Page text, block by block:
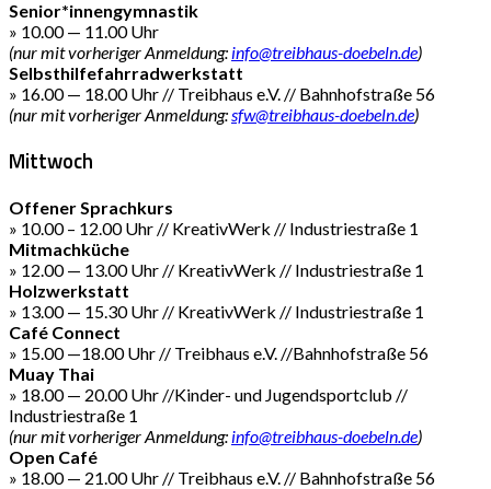
Senior*innengymnastik
» 10.00 — 11.00 Uhr
(nur mit vorheriger Anmeldung: info@treibhaus-doebeln.de)
Selbsthilfefahrradwerkstatt
» 16.00 — 18.00 Uhr // Treibhaus e.V. // Bahnhofstraße 56
(nur mit vorheriger Anmeldung:sfw@treibhaus-doebeln.de)
Mittwoch
Offener Sprachkurs
» 10.00 – 12.00 Uhr // KreativWerk // Industriestraße 1
Mitmachküche
» 12.00 — 13.00 Uhr // KreativWerk // Industriestraße 1
Holzwerkstatt
» 13.00 — 15.30 Uhr // KreativWerk // Industriestraße 1
Café Connect
» 15.00 —18.00 Uhr // Treibhaus e.V. //Bahnhofstraße 56
Muay Thai
» 18.00 — 20.00 Uhr //Kinder- und Jugendsportclub //
Industriestraße 1
(nur mit vorheriger Anmeldung: info@treibhaus-doebeln.de)
Open Café
» 18.00 — 21.00 Uhr // Treibhaus e.V. // Bahnhofstraße 56